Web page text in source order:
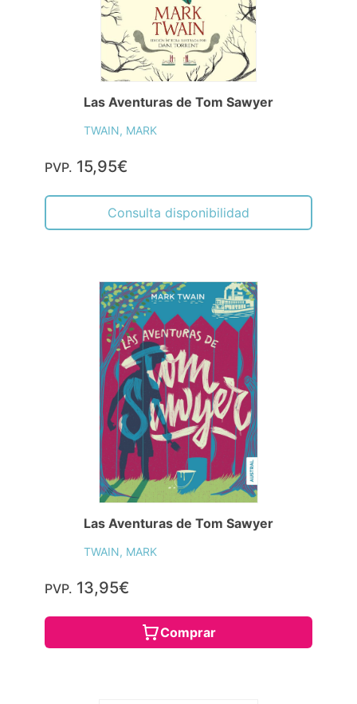
Las Aventuras de Tom Sawyer
TWAIN, MARK
PVP. 15,95€
Consulta disponibilidad
Las Aventuras de Tom Sawyer
TWAIN, MARK
PVP. 13,95€
Comprar